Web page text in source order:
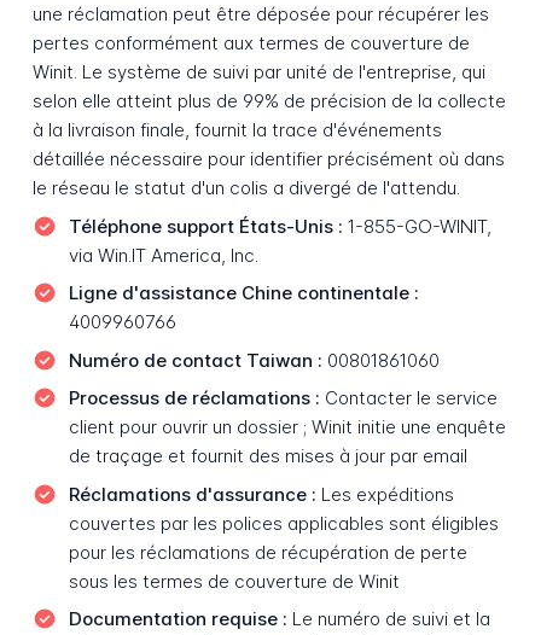
une réclamation peut être déposée pour récupérer les
pertes conformément aux termes de couverture de
Winit. Le système de suivi par unité de l'entreprise, qui
selon elle atteint plus de 99% de précision de la collecte
à la livraison finale, fournit la trace d'événements
détaillée nécessaire pour identifier précisément où dans
le réseau le statut d'un colis a divergé de l'attendu.
Téléphone support États-Unis : 1-855-GO-WINIT,
via Win.IT America, Inc.
Ligne d'assistance Chine continentale :
4009960766
Numéro de contact Taiwan : 00801861060
Processus de réclamations : Contacter le service
client pour ouvrir un dossier ; Winit initie une enquête
de traçage et fournit des mises à jour par email
Réclamations d'assurance : Les expéditions
couvertes par les polices applicables sont éligibles
pour les réclamations de récupération de perte
sous les termes de couverture de Winit
Documentation requise : Le numéro de suivi et la